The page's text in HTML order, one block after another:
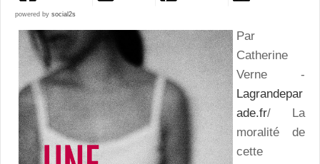
powered by social2s
Par
Catherine
Verne -
Lagrandepar
ade.fr/ La
moralité de
cette